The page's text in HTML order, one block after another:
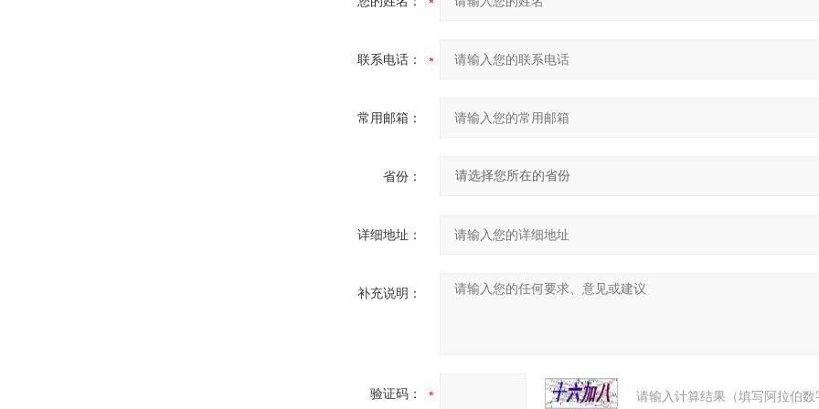
联系电话：
常用邮箱：
省份：
详细地址：
补充说明：
验证码： 请输入计算结果（填写阿拉伯